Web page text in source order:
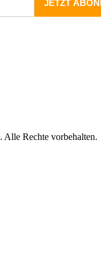
Rechte vorbehalten.